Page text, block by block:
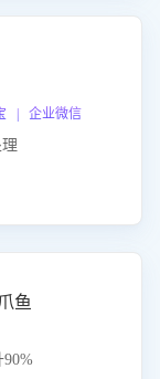
| 企业微信
鱼